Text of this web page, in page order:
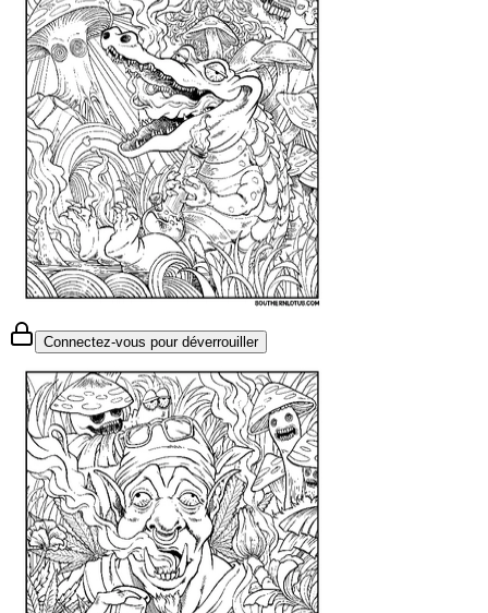
Connectez-vous pour déverrouiller